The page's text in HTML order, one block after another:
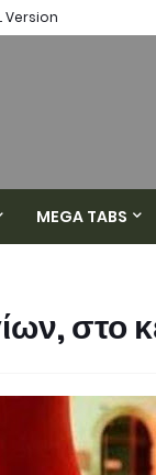
Version
MEGA TABS
στο